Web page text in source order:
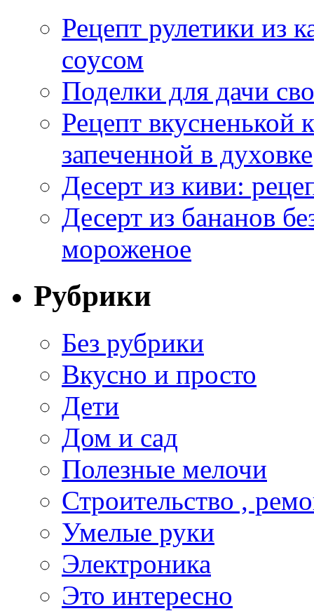
Рецепт рулетики из
соусом
Поделки для дачи
Рецепт
запеченной в духовке
Десерт из киви:
Десерт из бананов
мороженое
Рубрики
Без рубрики
Вкусно и просто
Дети
Дом и сад
Полезные мелочи
Строительство ,
Умелые руки
Электроника
Это интересно